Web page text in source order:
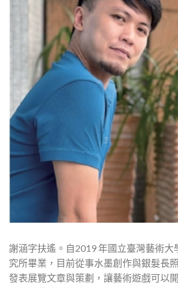
謝涵字扶遙。自2019 年國立臺灣藝術大
究所畢業，目前從事水墨創作與銀髮長
發表展覽文章與策劃，讓藝術遊戲可以